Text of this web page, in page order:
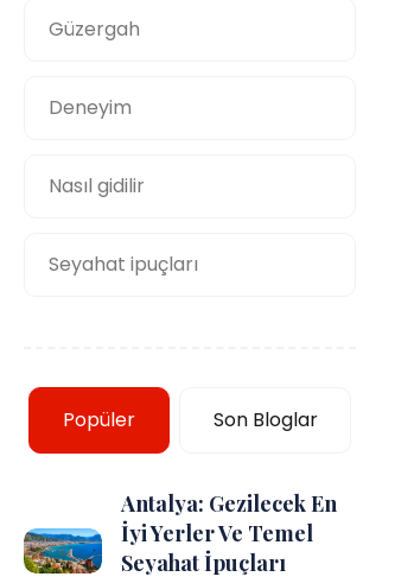
Güzergah
Deneyim
Nasıl gidilir
Seyahat ipuçları
Popüler Son Bloglar
Antalya: Gezilecek En
İyi Yerler Ve Temel
Seyahat İpuçları